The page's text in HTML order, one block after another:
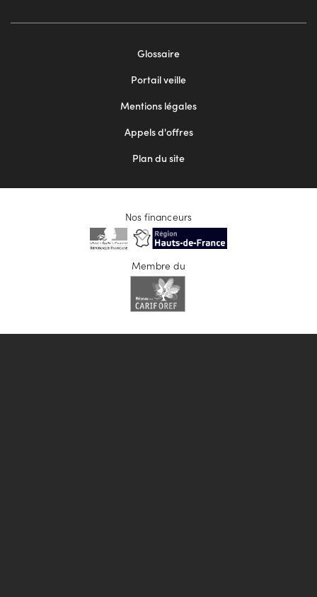
Glossaire
Portail veille
Mentions légales
Appels d'offres
Plan du site
Nos financeurs
Membre du